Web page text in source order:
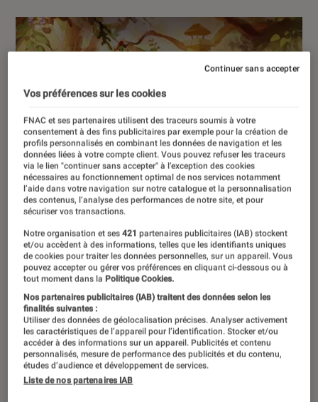
Plaid, thé et sortilège : succombez à la
cosy fantasy
DÉCRYPTAGE
Livres / BD • 22 avr. 2026
Vos préférences sur les cookies
FNAC et ses partenaires utilisent des traceurs soumis à votre
consentement à des fins publicitaires par exemple pour la création de
profils personnalisés en combinant les données de navigation et les
données liées à votre compte client. Vous pouvez refuser les traceurs
via le lien "continuer sans accepter" à l’exception des cookies
nécessaires au fonctionnement optimal de nos services notamment
l’aide dans votre navigation sur notre catalogue et la personnalisation
des contenus, l’analyse des performances de notre site, et pour
sécuriser vos transactions.
Notre organisation et ses421 partenaires publicitaires (IAB) stockent
et/ou accèdent à des informations, telles que les identifiants uniques
de cookies pour traiter les données personnelles, sur un appareil. Vous
pouvez accepter ou gérer vos préférences en cliquant ci-dessous ou à
tout moment dans la Politique Cookies.
Nos partenaires publicitaires (IAB) traitent des données selon les
finalités suivantes :
Utiliser des données de géolocalisation précises. Analyser activement
les caractéristiques de l’appareil pour l’identification. Stocker et/ou
accéder à des informations sur un appareil. Publicités et contenu
personnalisés, mesure de performance des publicités et du contenu,
études d’audience et développement de services.
Liste de nos partenaires IAB
Continuer sans accepter